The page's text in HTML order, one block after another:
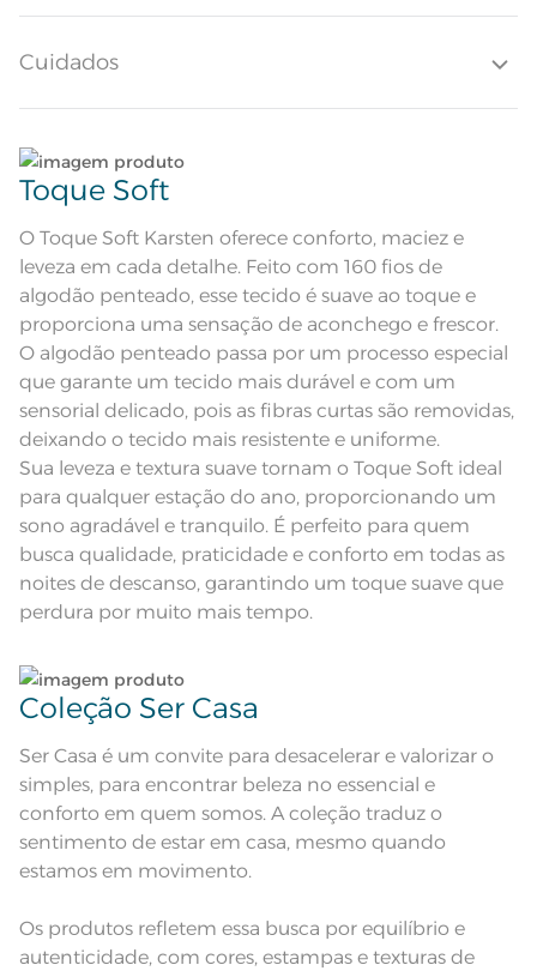
Quantidade de Peças
Atributos
estampado; Fronha sem abas
Descrição Visual
Fronha e sobrelençol com estampa
floral em tons de cinza e bege.
textura.
Composição 100% Algodão
Tamanho Queen
Itens Inclusos
1 Lençol com Elástico; 1 Sobrelençol;
Medida
Lençol de Elástico: <br>1,58m x
1,98m x 30cm; Sobrelençol: 2,40m
x 2,40m; Fronha: 50cm x 70cm
Acabamento Estampado
Secar em tambor com
aparelho celular. Consultar a cor
nas especificações técnicas do
produto.
Cuidados
Lave tipos de tecidos distintos separadamente;
Não lave cores claras e cores escuras no mesmo
ciclo;
Lave as peças no ciclo leve, suave ou delicado de
sua lavadora;
Enxágue as peças com bastante água;
Utilize a quantidade mínima de amaciante e sabão;
Leia atentamente as instruções na etiqueta.
Toque Soft
O Toque Soft Karsten oferece conforto, maciez e
leveza em cada detalhe. Feito com 160 fios de
algodão penteado, esse tecido é suave ao toque e
proporciona uma sensação de aconchego e frescor.
O algodão penteado passa por um processo especial
que garante um tecido mais durável e com um
sensorial delicado, pois as fibras curtas são removidas,
deixando o tecido mais resistente e uniforme.
Sua leveza e textura suave tornam o Toque Soft ideal
para qualquer estação do ano, proporcionando um
sono agradável e tranquilo. É perfeito para quem
busca qualidade, praticidade e conforto em todas as
noites de descanso, garantindo um toque suave que
perdura por muito mais tempo.
Coleção Ser Casa
Ser Casa é um convite para desacelerar e valorizar o
simples, para encontrar beleza no essencial e
conforto em quem somos. A coleção traduz o
sentimento de estar em casa, mesmo quando
estamos em movimento.
Os produtos refletem essa busca por equilíbrio e
autenticidade, com cores, estampas e texturas de